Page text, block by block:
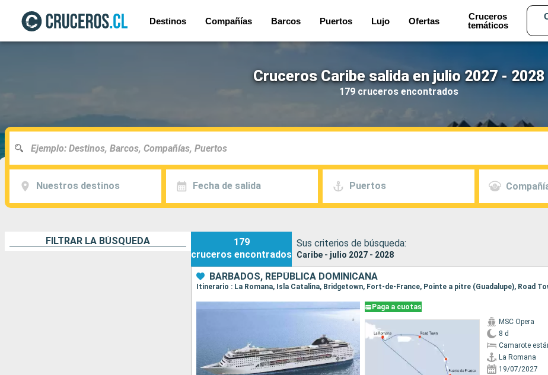
Destinos Compañías Barcos Puertos Lujo Ofertas
Cruceros
temáticos
Cruceros Caribe salida en julio 2027 - 2028
179 cruceros encontrados
Nuestros destinos Fecha de salida Puertos
FILTRAR LA BÚSQUEDA
179
cruceros encontrados
Sus criterios de búsqueda:
Caribe - julio 2027 - 2028
BARBADOS, REPÚBLICA DOMINICANA
Paga a cuotas
MSC Opera
8 d
Camarote
La Romana
19/07/2027